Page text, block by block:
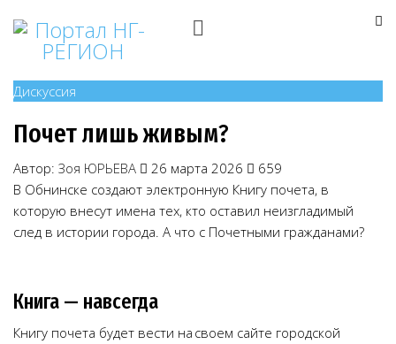
Дискуссия
Почет лишь живым?
Автор: Зоя ЮРЬЕВА 26 марта 2026
659
В Обнинске создают электронную Книгу почета, в
которую внесут имена тех, кто оставил неизгладимый
след в истории города. А что с Почетными гражданами?
Книга — навсегда
Книгу почета будет вести на своем сайте городской